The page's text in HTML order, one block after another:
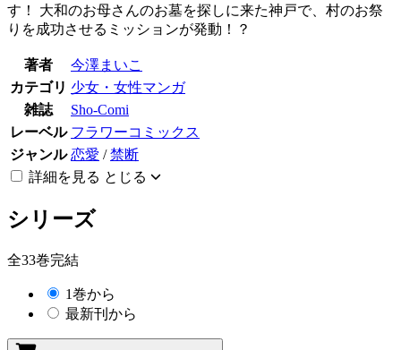
す！ 大和のお母さんのお墓を探しに来た神戸で、村のお祭
りを成功させるミッションが発動！？
著者
今澤まいこ
カテゴリ 少女・女性マンガ
雑誌
Sho-Comi
レーベル フラワーコミックス
ジャンル 恋愛 /禁断
詳細を見る とじる
シリーズ
全33巻完結
1巻から
最新刊から